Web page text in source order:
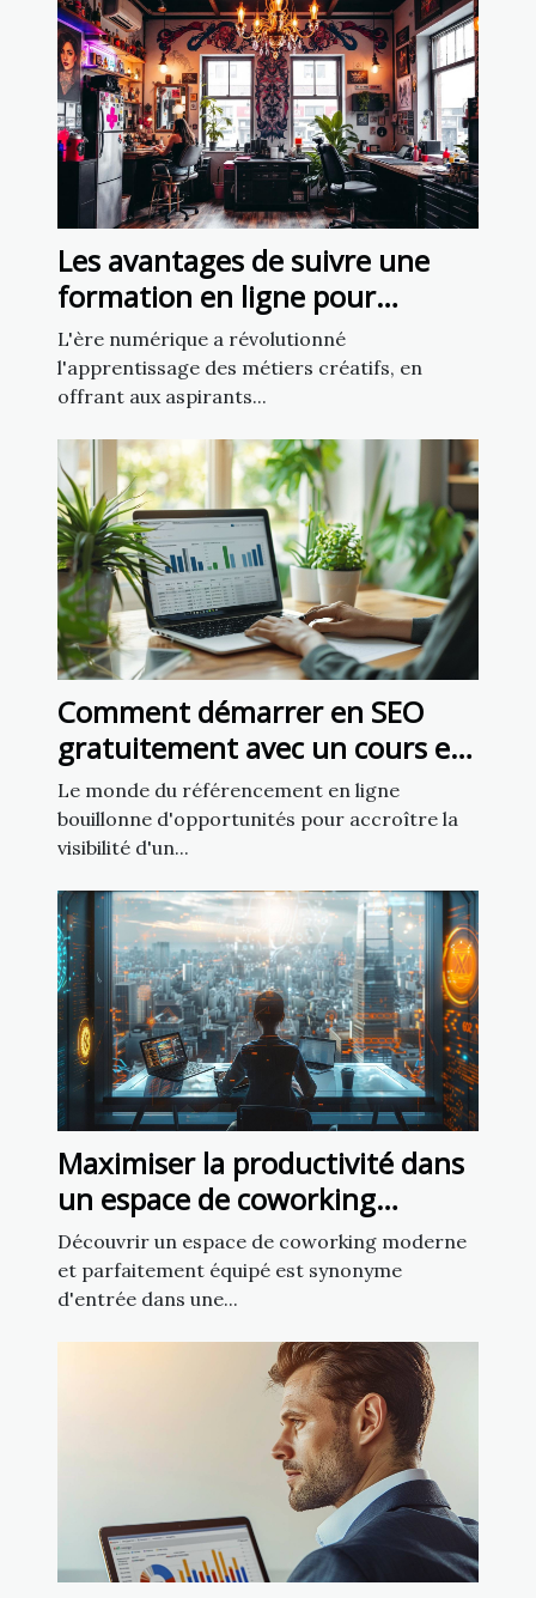
Les avantages de suivre une
formation en ligne pour
devenir tatoueur professionnel
L'ère numérique a révolutionné
l'apprentissage des métiers créatifs, en
offrant aux aspirants...
Comment démarrer en SEO
gratuitement avec un cours en
ligne
Le monde du référencement en ligne
bouillonne d'opportunités pour accroître la
visibilité d'un...
Maximiser la productivité dans
un espace de coworking
moderne et équipé
Découvrir un espace de coworking moderne
et parfaitement équipé est synonyme
d'entrée dans une...